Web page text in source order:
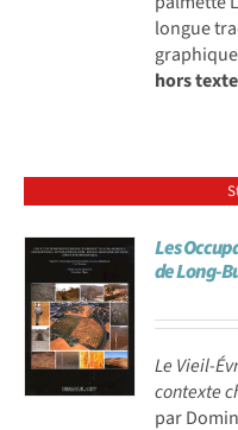
longue
hors texte
Les
de Long-
Le Vieil-
contexte
par